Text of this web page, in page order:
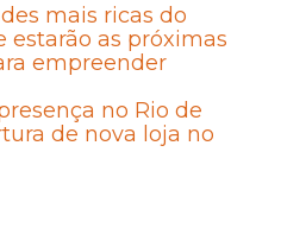
mais ricas do
estarão as próximas
empreender
no Rio de
de nova loja no